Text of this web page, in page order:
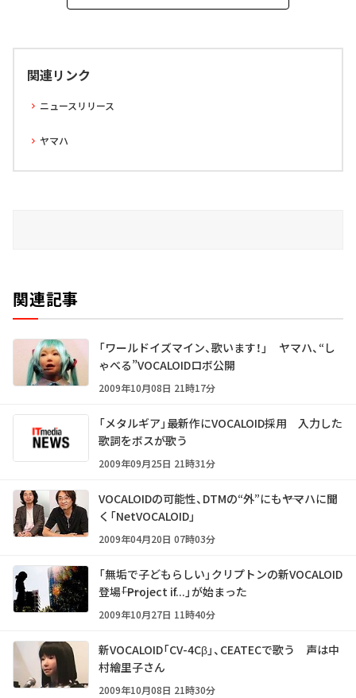
関連リンク
ニュースリリース
ヤマハ
関連記事
「ワールドイズマイン、歌います！」 ヤマハ、“し
ゃべる”VOCALOIDロボ公開
2009年10月08日 21時17分
「メタルギア」最新作にVOCALOID採用 入力した
歌詞をボスが歌う
2009年09月25日 21時31分
VOCALOIDの可能性、DTMの“外”にも――ヤマハに聞
く「NetVOCALOID」
2009年04月20日 07時03分
「無垢で子どもらしい」クリプトンの新VOCALOID
登場――「Project if...」が始まった
2009年10月27日 11時40分
新VOCALOID「CV-4Cβ」、CEATECで歌う 声は中
村繪里子さん
2009年10月08日 21時30分